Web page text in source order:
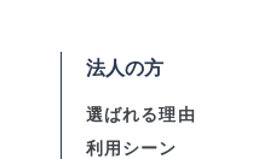
法人の方
選ばれる理由
利用シーン